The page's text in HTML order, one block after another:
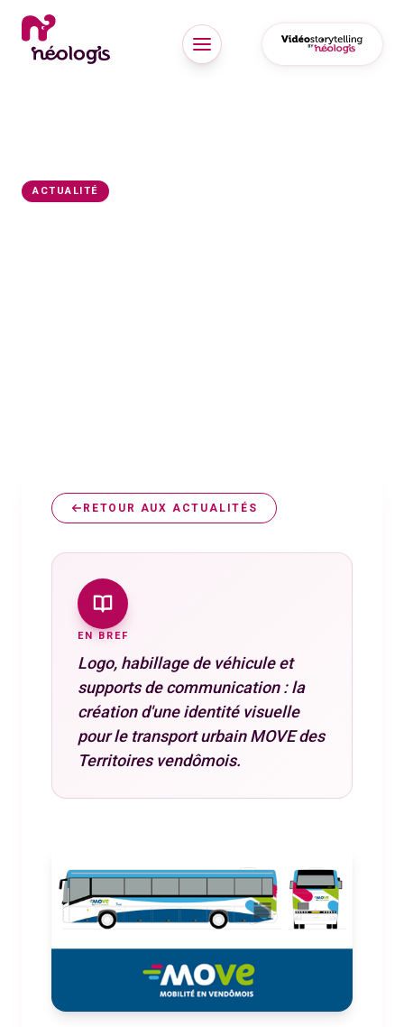
ACTUALITÉ
RETOUR AUX ACTUALITÉS
EN BREF
Logo, habillage de véhicule et
supports de communication : la
création d'une identité visuelle
pour le transport urbain MOVE des
Territoires vendômois.